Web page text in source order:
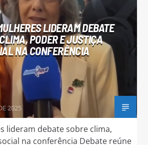
FM
LIDERAM DEBATE
PODER E JUSTIÇA
NA CONFERÊNCIA
2025
lideram debate sobre clima,
na conferência Debate reúne